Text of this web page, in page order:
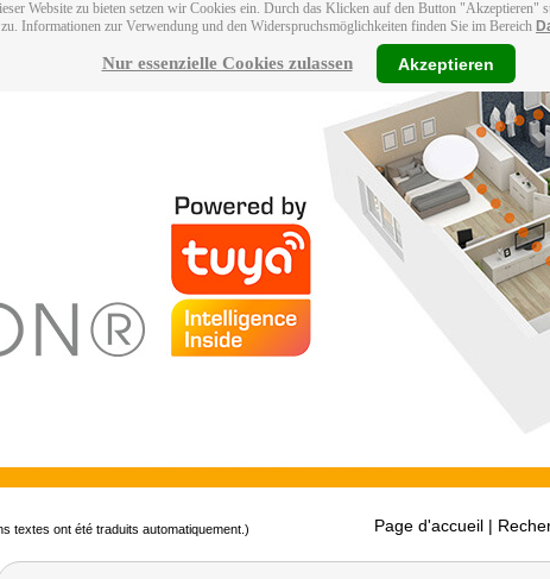
Website zu bieten setzen wir Cookies ein. Durch das Klicken auf den Button "Akzeptieren"
zu. Informationen zur Verwendung und den Widerspruchsmöglichkeiten finden Sie im Bereich
Nur essenzielle Cookies zulassen Akzeptieren
textes ont été traduits automatiquement.) Page d'accueil |